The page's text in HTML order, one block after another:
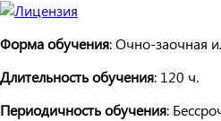
Форма обучения: Очно-заочная
Длительность обучения: 120 ч.
Периодичность обучения: